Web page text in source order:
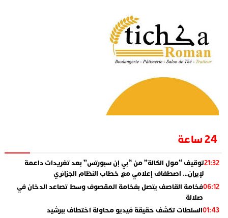
24 ساعة
21:32توقيف “مول الكالة” من “بي إن سبورتس” بعد تغريدات داعمة
لإيران… اصطفاف إعلامي مع خطاب النظام الجزائري
06:12فخامة القاصف يتصل بفخامة المقصوف وسط تصاعد الدخان في
صلالة
01:43السلطات تكشف حقيقة فيديو محاولة اختطاف ببرشيد